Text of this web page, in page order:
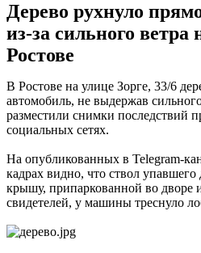
Дерево рухнуло
из-за сильного ветра
Ростове
В Ростове на улице Зорге, 33/6
автомобиль, не выдержав
разместили снимки последствий
социальных сетях.
На опубликованных в Telegram-
кадрах видно, что ствол упавшего
крышу, припаркованной во дворе
свидетелей, у машины треснуло